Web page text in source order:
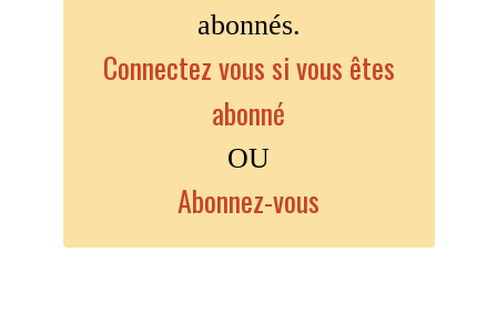
abonnés.
Connectez vous si vous êtes
abonné
OU
Abonnez-vous